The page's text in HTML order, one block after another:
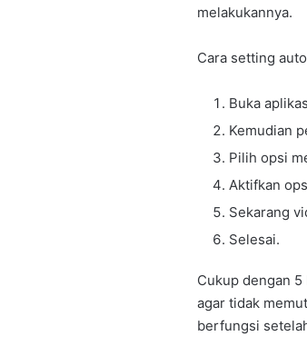
melakukannya.
Cara setting
Buka
Kemudian
Pilih opsi
Aktifkan
Sekarang
Selesai.
Cukup dengan
agar tidak
berfungsi